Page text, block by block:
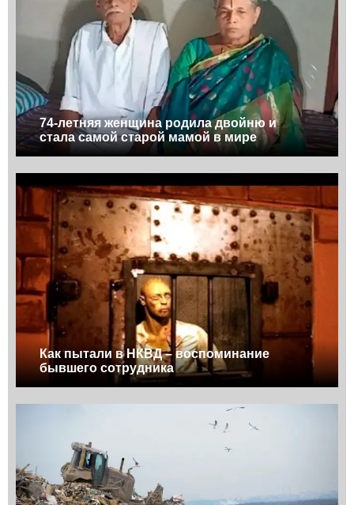
74-летняя женщина родила двойню и
стала самой старой мамой в мире
Как пытали в НКВД – воспоминание
бывшего сотрудника